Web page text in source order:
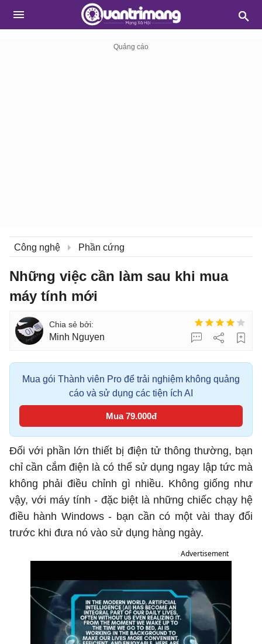
Công nghệ Phần cứng
Những việc cần làm sau khi mua
máy tính mới
Minh Nguyen
Mua gói Thành viên Pro để trải nghiệm không quảng
cáo và sử dụng các tiện ích AI
Mua 79.000đ
Đối với phần lớn thiết bị điện tử thông thường, bạn
chỉ cần cắm điện là có thể sử dụng ngay lập tức mà
không phải điều chỉnh gì nhiều. Không giống như
vậy, với máy tính - đặc biệt là những chiếc chạy hệ
điều hành Windows - bạn cần có một vài thay đổi
trước khi đưa nó vào sử dụng hàng ngày.
Advertisement